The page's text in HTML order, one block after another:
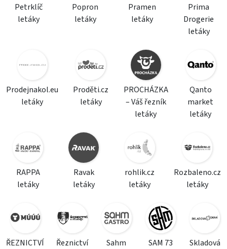
Petrklíč
letáky
Popron
letáky
Pramen
letáky
Prima
Drogerie
letáky
Prodejnakol.eu
letáky
Proděti.cz
letáky
PROCHÁZKA
– Váš řezník
letáky
Qanto
market
letáky
RAPPA
letáky
Ravak
letáky
rohlik.cz
letáky
Rozbaleno.cz
letáky
ŘEZNICTVÍ
Řeznictví
Sahm
SAM 73
Skladová